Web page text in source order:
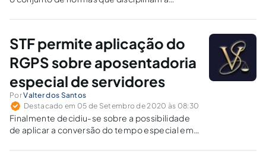
conferindo ao benefício de aposentadoria
STF permite aplicação do
RGPS sobre aposentadoria
especial de servidores
PorValter dos Santos
Destacado em 05 de Setembro de 2020 às 08:30
Finalmente decidiu-se sobre a possibilidade
de aplicar a conversão do tempo especial em
fim de aumentar a contagem de tempo do